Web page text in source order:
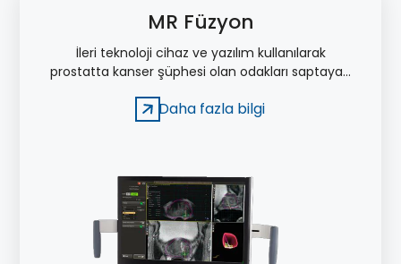
MR Füzyon
İleri teknoloji cihaz ve yazılım kullanılarak
prostatta kanser şüphesi olan odakları saptayan
yapılmasını sağlayan bir yöntemdir.
Daha fazla bilgi